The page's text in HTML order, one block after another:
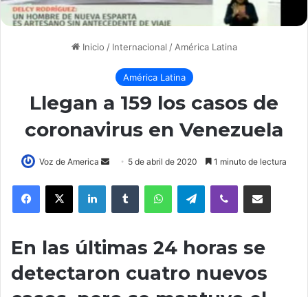
Inicio / Internacional / América Latina
América Latina
Llegan a 159 los casos de
coronavirus en Venezuela
Voz de America
d
n
m
a
5 de abril de 2020 1 minuto de lectura
Telegram
En las últimas 24 horas se
detectaron cuatro nuevos